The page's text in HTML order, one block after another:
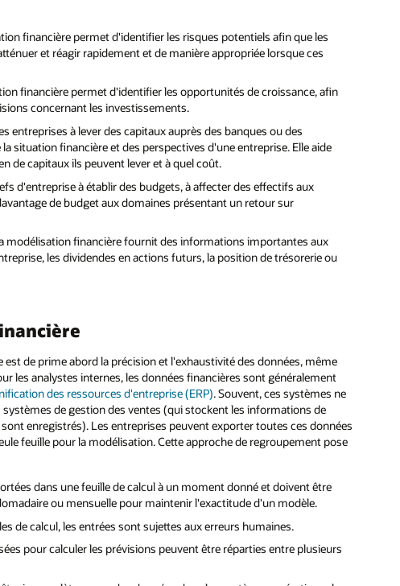
financière permet d'identifier les risques potentiels afin que les
et réagir rapidement et de manière appropriée lorsque ces
financière permet d'identifier les opportunités de croissance, afin
concernant les investissements.
entreprises à lever des capitaux auprès des banques ou des
situation financière et des perspectives d'une entreprise. Elle aide
de capitaux ils peuvent lever et à quel coût.
d'entreprise à établir des budgets, à affecter des effectifs aux
de budget aux domaines présentant un retour sur
modélisation financière fournit des informations importantes aux
les dividendes en actions futurs, la position de trésorerie ou
de prime abord la précision et l'exhaustivité des données, même
les analystes internes, les données financières sont généralement
des ressources d'entreprise (ERP). Souvent, ces systèmes ne
de gestion des ventes (qui stockent les informations de
enregistrés). Les entreprises peuvent exporter toutes ces données
feuille pour la modélisation. Cette approche de regroupement pose
dans une feuille de calcul à un moment donné et doivent être
ou mensuelle pour maintenir l'exactitude d'un modèle.
de calcul, les entrées sont sujettes aux erreurs humaines.
pour calculer les prévisions peuvent être réparties entre plusieurs